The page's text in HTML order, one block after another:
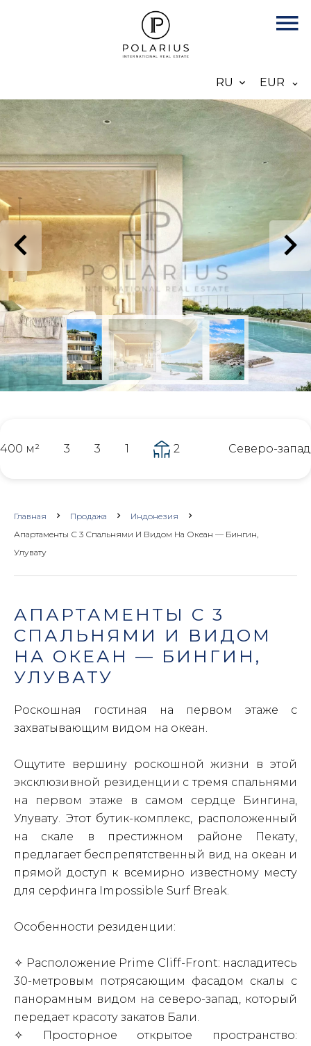
RU EUR
400 м² 3 3 1 2 Северо-запад
Главная Продажа
Индонезия
Апартаменты С 3 Спальнями И Видом На Океан — Бингин,
Улувату
АПАРТАМЕНТЫ С 3
СПАЛЬНЯМИ И ВИДОМ
НА ОКЕАН — БИНГИН,
УЛУВАТУ
Роскошная гостиная на первом этаже с
захватывающим видом на океан.
Ощутите вершину роскошной жизни в этой
эксклюзивной резиденции с тремя спальнями
на первом этаже в самом сердце Бингина,
Улувату. Этот бутик-комплекс, расположенный
на скале в престижном районе Пекату,
предлагает беспрепятственный вид на океан и
прямой доступ к всемирно известному месту
для серфинга Impossible Surf Break.
Особенности резиденции:
✧ Расположение Prime Cliff-Front: насладитесь
30-метровым потрясающим фасадом скалы с
панорамным видом на северо-запад, который
передает красоту закатов Бали.
✧ Просторное открытое пространство: